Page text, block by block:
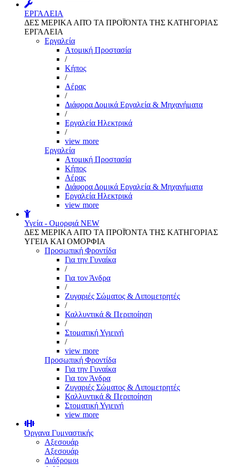
ΕΡΓΑΛΕΙΑ
ΔΕΣ ΜΕΡΙΚΑ ΑΠΌ ΤΑ ΠΡΟΪΌΝΤΑ ΤΗΣ ΚΑΤΗΓΟΡΙΑΣ
ΕΡΓΑΛΕΙΑ
Εργαλεία
Aτομική Προστασία
/
Kήπος
/
Αέρας
/
Διάφορα Δομικά Εργαλεία & Μηχανήματα
/
Εργαλεία Ηλεκτρικά
/
view more
Εργαλεία
Aτομική Προστασία
Kήπος
Αέρας
Διάφορα Δομικά Εργαλεία & Μηχανήματα
Εργαλεία Ηλεκτρικά
view more
Υγεία - Ομορφιά NEW
ΔΕΣ ΜΕΡΙΚΑ ΑΠΌ ΤΑ ΠΡΟΪΌΝΤΑ ΤΗΣ ΚΑΤΗΓΟΡΙΑΣ
ΥΓΕΙΑ ΚΑΙ ΟΜΟΡΦΙΑ
Προσωπική Φροντίδα
Για την Γυναίκα
/
Για τον Άνδρα
/
Ζυγαριές Σώματος & Λιπομετρητές
/
Καλλυντικά & Περιποίηση
/
Στοματική Υγιεινή
/
view more
Προσωπική Φροντίδα
Για την Γυναίκα
Για τον Άνδρα
Ζυγαριές Σώματος & Λιπομετρητές
Καλλυντικά & Περιποίηση
Στοματική Υγιεινή
view more
Όργανα Γυμναστικής
Αξεσουάρ
Αξεσουάρ
Διάδρομοι